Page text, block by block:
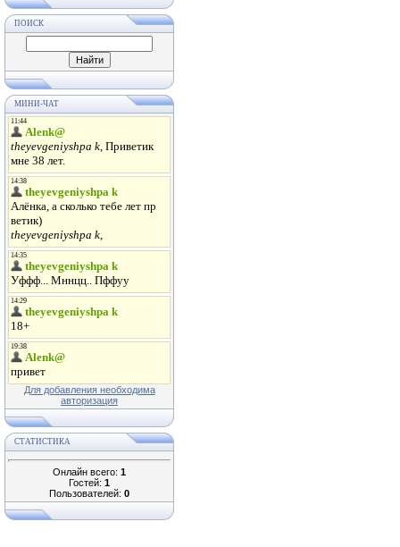
ПОИСК
МИНИ-ЧАТ
Для добавления необходима
авторизация
СТАТИСТИКА
Онлайн всего: 1
Гостей: 1
Пользователей: 0